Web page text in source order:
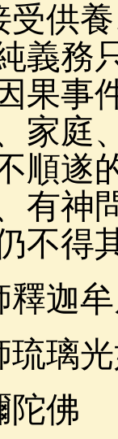
養
義務
果事
家庭
順遂
有神
不得
迦牟
璃光
佛